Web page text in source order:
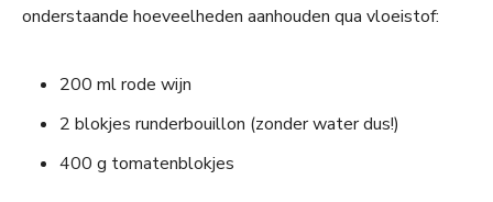
onderstaande hoeveelheden aanhouden qua vloeistof:
200 ml rode wijn
2 blokjes runderbouillon (zonder water dus!)
400 g tomatenblokjes